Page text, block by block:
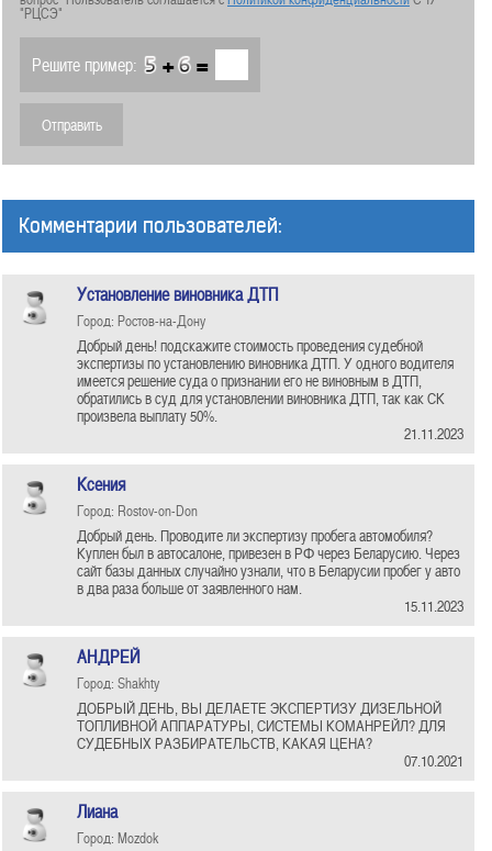
"РЦСЭ"
Решите пример: + =
Комментарии пользователей:
Установление виновника ДТП
Город: Ростов-на-Дону
Добрый день! подскажите стоимость проведения судебной
экспертизы по установлению виновника ДТП. У одного водителя
имеется решение суда о признании его не виновным в ДТП,
обратились в суд для установлении виновника ДТП, так как СК
произвела выплату 50%.
21.11.2023
Ксения
Город: Rostov-on-Don
Добрый день. Проводите ли экспертизу пробега автомобиля?
Куплен был в автосалоне, привезен в РФ через Беларусию. Через
сайт базы данных случайно узнали, что в Беларусии пробег у авто
в два раза больше от заявленного нам.
15.11.2023
АНДРЕЙ
Город: Shakhty
ДОБРЫЙ ДЕНЬ, ВЫ ДЕЛАЕТЕ ЭКСПЕРТИЗУ ДИЗЕЛЬНОЙ
ТОПЛИВНОЙ АППАРАТУРЫ, СИСТЕМЫ КОМАНРЕЙЛ? ДЛЯ
СУДЕБНЫХ РАЗБИРАТЕЛЬСТВ, КАКАЯ ЦЕНА?
07.10.2021
Лиана
Город: Mozdok